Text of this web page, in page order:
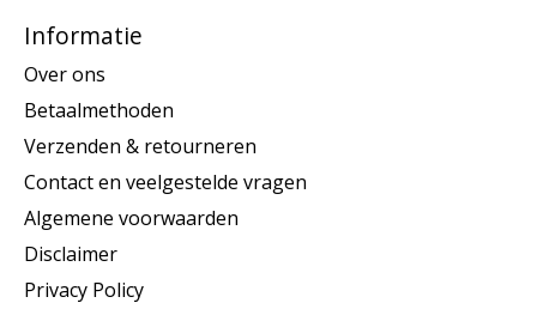
Informatie
Over ons
Betaalmethoden
Verzenden & retourneren
Contact en veelgestelde vragen
Algemene voorwaarden
Disclaimer
Privacy Policy